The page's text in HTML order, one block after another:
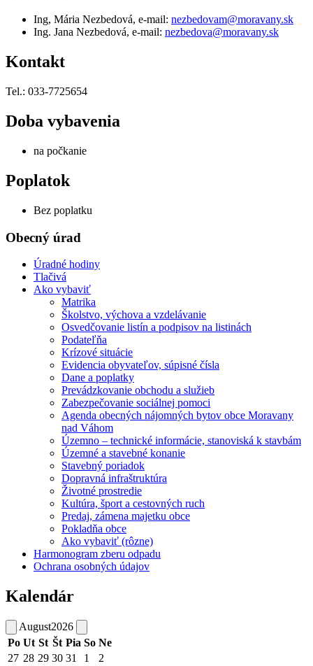
Ing, Mária Nezbedová, e-mail: nezbedovam@moravany.sk
Ing. Jana Nezbedová, e-mail: nezbedova@moravany.sk
Kontakt
Tel.: 033-7725654
Doba vybavenia
na počkanie
Poplatok
Bez poplatku
Obecný úrad
Úradné hodiny
Tlačivá
Ako vybaviť
Matrika
Školstvo, výchova a vzdelávanie
Osvedčovanie listín a podpisov na listinách
Podateľňa
Krízové situácie
Evidencia obyvateľov, súpisné čísla
Dane a poplatky
Prevádzkovanie obchodu a služieb
Zabezpečovanie sociálnej pomoci
Agenda obecných nájomných bytov obce Moravany
nad Váhom
Územno – technické informácie, stanoviská k stavbám
Územné a stavebné konanie
Stavebný poriadok
Dopravná infraštruktúra
Životné prostredie
Kultúra, šport a cestovných ruch
Predaj, zámena majetku obce
Pokladňa obce
Ako vybaviť (rôzne)
Harmonogram zberu odpadu
Ochrana osobných údajov
Kalendár
August2026
Po Ut St Št Pia So Ne
27 28 29 30 31 1
2